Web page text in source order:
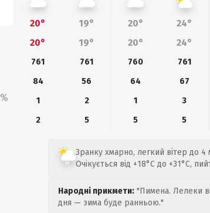
20° 19° 20° 24°
20°
19° 20° 24°
761 761 760 761
84
56 64 67
1
2 1 3
2
5 5 5
Зранку хмарно, легкий вітер до
Очікується від +18°C до +31°C,
Народні прикмети: "Пимена. Лелеки
дня — зима буде ранньою."